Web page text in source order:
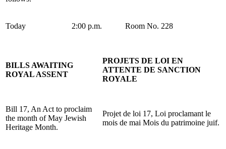
Today 2:00 p.m. Room No. 228
BILLS AWAITING
ROYAL ASSENT
PROJETS DE LOI EN
ATTENTE DE SANCTION
ROYALE
Bill 17, An Act to proclaim
the month of May Jewish
Heritage Month.
Projet de loi 17, Loi proclamant le
mois de mai Mois du patrimoine juif.